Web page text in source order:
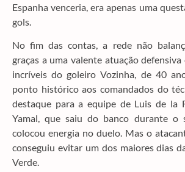
Espanha venceria, era apenas uma
gols.
No fim das contas, a rede não
graças a uma valente atuação defensiva
incríveis do goleiro Vozinha, de 40
ponto histórico aos comandados do
destaque para a equipe de Luis de la
Yamal, que saiu do banco durante o
colocou energia no duelo. Mas o
conseguiu evitar um dos maiores dias
Verde.